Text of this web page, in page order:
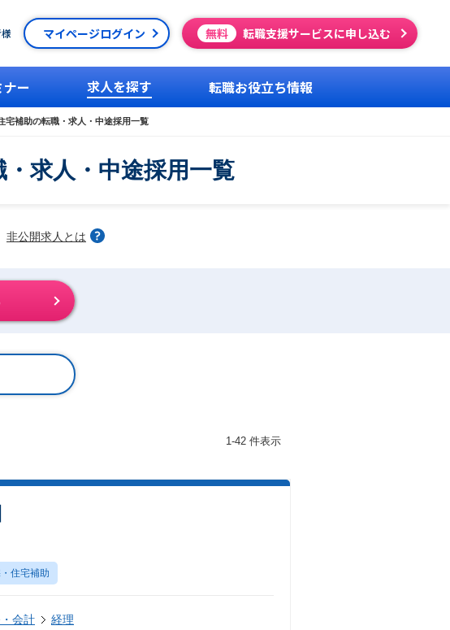
マイページログイン 無料 転職支援サービスに申し込む
ー 求人を探す 転職お役立ち情報
宅補助の転職・求人・中途採用一覧
求人・中途採用一覧
非公開求人とは
1-42 件表示
住宅補助
会計 経理